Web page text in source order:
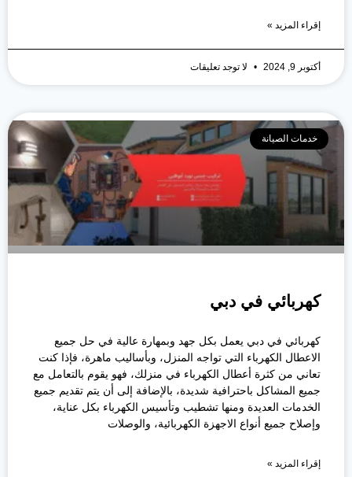
إقراء المزيد »
أكتوبر 9, 2024 لا توجد تعليقات
خدمات الصيانة
كهربائي في دبي
كهربائي في دبي يعمل بكل جهد وبمهارة عالية في حل جميع
الاعطال الكهرباء التي تواجه المنزل، وبأساليب ماهرة، فإذا كنت
تعاني من كثرة أعطال الكهرباء في منزلك، فهو يقوم بالتعامل مع
جميع المشاكل باحترافية شديدة، بالإضافة إلى أن يتم تقديم جميع
الخدمات العديدة ومنها تشطيب وتأسيس الكهرباء بكل عناية،
وإصلاح جميع أنواع الاجهزة الكهربائية، والوصلات
إقراء المزيد »